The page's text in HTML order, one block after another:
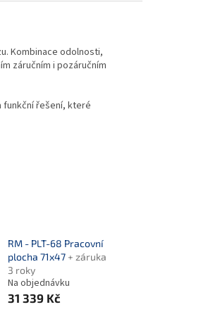
Kombinace odolnosti,
záručním i pozáručním
funkční řešení, které
RM - PLT-68 Pracovní
plocha 71x47 + záruka
3 roky
Na objednávku
31 339 Kč